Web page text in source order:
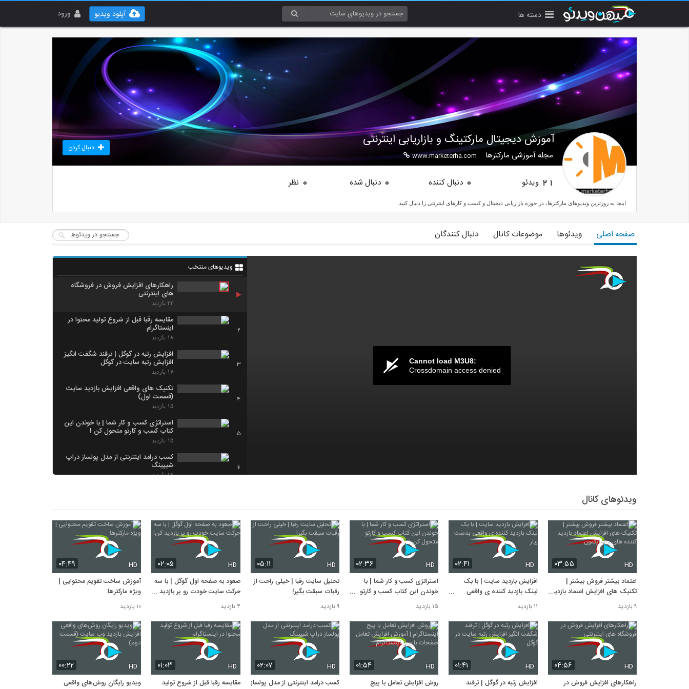
دسته ها ورود آپلود ویدیو
آموزش دیجیتال مارکتینگ و بازاریابی اینترنتی
مجله آموزشی مارکترها www.marketerha.com
دنبال کردن
21 ویدئو 0 دنبال کننده 0 دنبال شده 0 نظر
اینجا به روز‌ترین ویدیو‌های مارکترها، در حوزه بازاریابی دیجیتال و کسب‌ و کارهای اینترنتی را دنبال کنید.
صفحه اصلی ویدئوها موضوعات کانال دنبال کنندگان
Cannot load M3U8:
Crossdomain access denied
ویدیوهای منتخب
راهکارهای افزایش فروش در فروشگاه
های اینترنتی
۲۲ بازدید
2
مقایسه رقبا قبل از شروع تولید محتوا در
اینستاگرام
۱۸ بازدید
3
افزایش رتبه در گوگل | ترفند شگفت انگیز
افزایش رتبه سایت در گوگل
۱۷ بازدید
4
تکنیک های واقعی افزایش بازدید سایت
(قسمت اول)
۱۵ بازدید
5
استراتژی کسب و کار شما | با خوندن اين
کتاب کسب و کارتو متحول کن !
۱۵ بازدید
6
کسب درامد اینترنتی از مدل پولساز دراپ
شیپینگ
۱۴ بازدید
۱۳ بازدید
8
اصول اینفلوئنسر مارکتینگ (ویژه مارکترها)
۱۲ بازدید
7 نکته ضروری قبل از شروع بازاریابی
اینترنتی
۱۱ بازدید
10
روش افزایش تعامل با پیج اینستاگرام |
آموزش افزایش تعامل صفحات با پیج
ویدئوهای کانال
۰۳:۵۵ HD
اعتماد بیشتر فروش بیشتر |
تکنیک های افزایش اعتماد بازدید
کننده های وبسایتمون۹ بازدید
۰۲:۴۱ HD
افزایش بازدید سایت | با بک
لینک بازدید کننده ی واقعی
بدست بیار
۱۱ بازدید
۰۲:۳۶ HD
استراتژی کسب و کار شما | با
خوندن اين کتاب کسب و کارتو
متحول کن !
۱۵ بازدید
۰۵:۱۱ HD
تحلیل سایت رقبا | خیلی راحت از
رقبات سبقت بگیر!
۹ بازدید
۰۲:۰۵ HD
صعود به صفحه اول گوگل | با سه
حرکت سایت خودت رو پر بازدید
کن!
۴ بازدید
۰۴:۴۹ HD
آموزش ساخت تقویم محتوایی |
ویژه مارکترها
۱۰ بازدید
۰۴:۵۶ HD
راهکارهای افزایش فروش در
۰۱:۴۱ HD
افزایش رتبه در گوگل | ترفند
۰۱:۵۴ HD
روش افزایش تعامل با پیج
۰۲:۰۷ HD
کسب درامد اینترنتی از مدل پولساز
۰۱:۰۳ HD
مقایسه رقبا قبل از شروع تولید
۰۰:۲۲ HD
ویدیو رایگان روش‌های واقعی